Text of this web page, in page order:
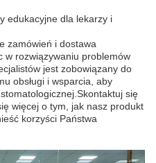
edukacyjne dla lekarzy i
zamówień i dostawa
w rozwiązywaniu problemów
jest zobowiązany do
obsługi i wsparcia, aby
się
więcej o tym, jak nasz produkt
korzyści Państwa